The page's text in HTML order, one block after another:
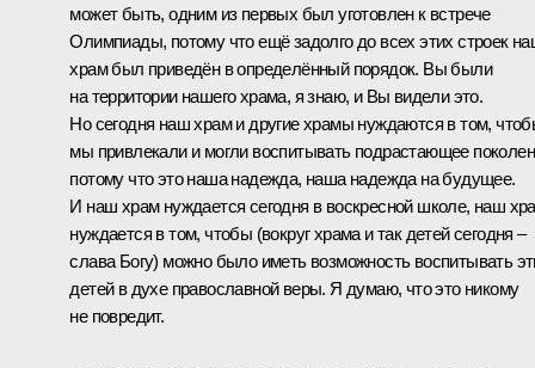
может быть, одним из первых был уготовлен к встрече
Олимпиады, потому что ещё задолго до всех этих строек
храм был приведён в определённый порядок. Вы были
на территории нашего храма, я знаю, и Вы видели это.
Но сегодня наш храм и другие храмы нуждаются в том,
мы привлекали и могли воспитывать подрастающее
потому что это наша надежда, наша надежда на будущее.
И наш храм нуждается сегодня в воскресной школе, наш
нуждается в том, чтобы (вокруг храма и так детей сегодня –
слава Богу) можно было иметь возможность воспитывать
детей в духе православной веры. Я думаю, что это никому
не повредит.